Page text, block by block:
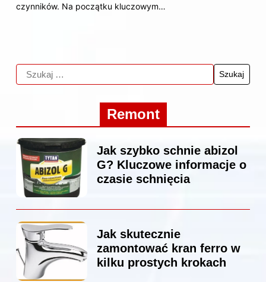
czynników. Na początku kluczowym…
Remont
Jak szybko schnie abizol
G? Kluczowe informacje o
czasie schnięcia
Jak skutecznie
zamontować kran ferro w
kilku prostych krokach